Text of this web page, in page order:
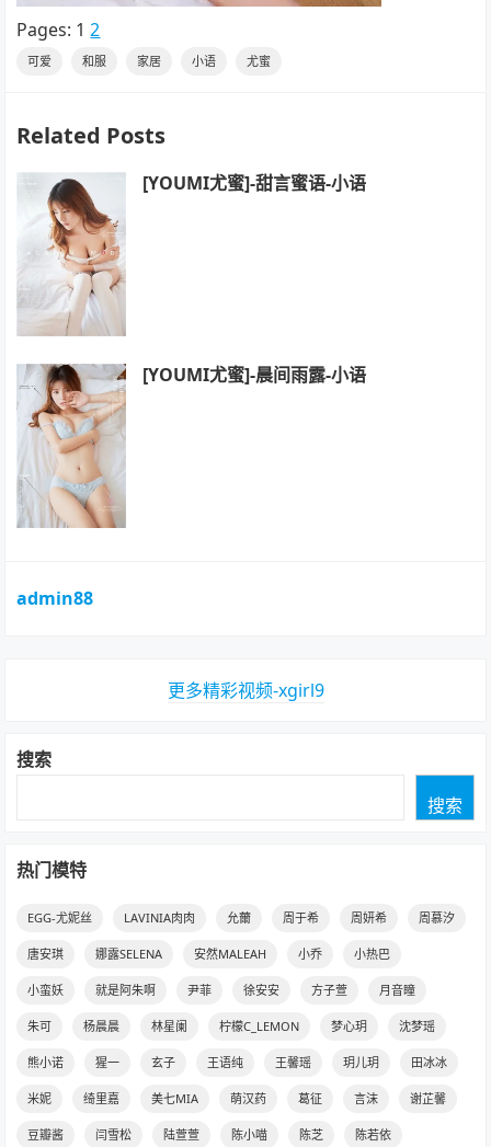
Pages: 1 2
可爱 和服 家居 小语 尤蜜
Related Posts
[YOUMI尤蜜]-甜言蜜语-小语
[YOUMI尤蜜]-晨间雨露-小语
admin88
更多精彩视频-xgirl9
搜索
搜索
热门模特
EGG-尤妮丝 LAVINIA肉肉 允薾 周于希 周妍希 周慕汐
唐安琪 娜露SELENA 安然MALEAH 小乔 小热巴
小蛮妖 就是阿朱啊 尹菲 徐安安 方子萱 月音瞳
朱可 杨晨晨 林星阑 柠檬C_LEMON 梦心玥 沈梦瑶
熊小诺 猩一 玄子 王语纯 王馨瑶 玥儿玥 田冰冰
米妮 绮里嘉 美七MIA 萌汉药 葛征 言沫 谢芷馨
豆瓣酱 闫雪松 陆萱萱 陈小喵 陈芝 陈若依